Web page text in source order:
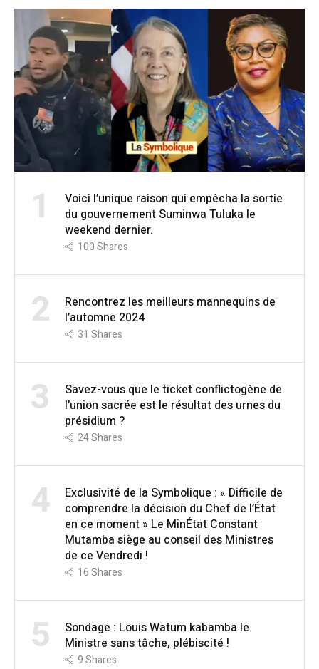
1
Voici l’unique raison qui empêcha la sortie
du gouvernement Suminwa Tuluka le
weekend dernier.
100Shares
2
Rencontrez les meilleurs mannequins de
l’automne 2024
31 Shares
3
Savez-vous que le ticket conflictogène de
l’union sacrée est le résultat des urnes du
présidium ?
24Shares
4
Exclusivité de la Symbolique : « Difficile de
comprendre la décision du Chef de l’État
en ce moment » Le MinÉtat Constant
Mutamba siège au conseil des Ministres
de ce Vendredi !
16Shares
5
Sondage : Louis Watum kabamba le
Ministre sans tâche, plébiscité !
9Shares